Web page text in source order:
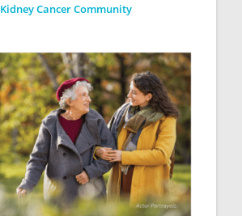
Kidney Cancer Community